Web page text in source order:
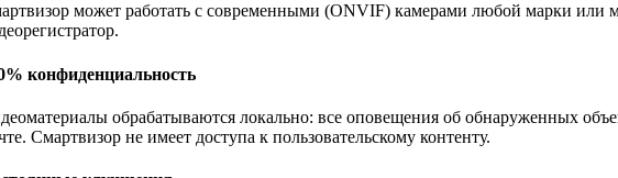
может работать с современными (ONVIF) камерами любой марки или
конфиденциальность
обрабатываются локально: все оповещения об обнаруженных
Смартвизор не имеет доступа к пользовательскому контенту.